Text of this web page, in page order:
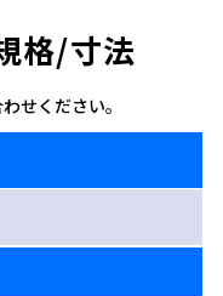
格/寸法
せください。